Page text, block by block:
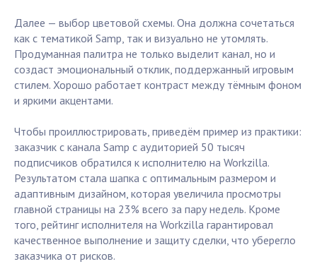
Далее — выбор цветовой схемы. Она должна сочетаться
как с тематикой Samp, так и визуально не утомлять.
Продуманная палитра не только выделит канал, но и
создаст эмоциональный отклик, поддержанный игровым
стилем. Хорошо работает контраст между тёмным фоном
и яркими акцентами.
Чтобы проиллюстрировать, приведём пример из практики:
заказчик с канала Samp с аудиторией 50 тысяч
подписчиков обратился к исполнителю на Workzilla.
Результатом стала шапка с оптимальным размером и
адаптивным дизайном, которая увеличила просмотры
главной страницы на 23% всего за пару недель. Кроме
того, рейтинг исполнителя на Workzilla гарантировал
качественное выполнение и защиту сделки, что уберегло
заказчика от рисков.